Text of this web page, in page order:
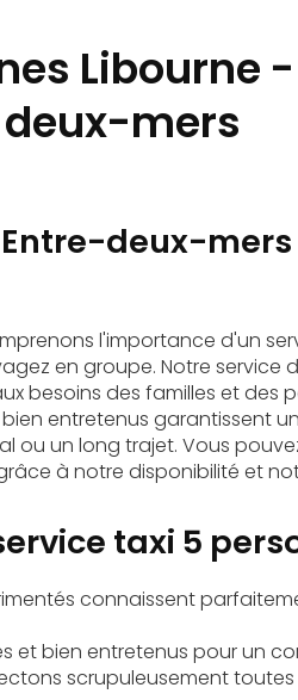
Libourne
deux-mers
deux-
l'importance d'un
en groupe. Notre service
besoins des familles et des
entretenus garantissent un
ou un long trajet. Vous
à notre disponibilité et
taxi 5
connaissent
et bien entretenus pour un
scrupuleusement